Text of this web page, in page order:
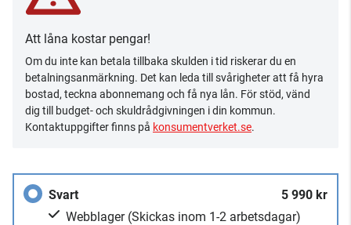
Att låna kostar pengar!
Om du inte kan betala tillbaka skulden i tid riskerar du en
betalningsanmärkning. Det kan leda till svårigheter att få hyra
bostad, teckna abonnemang och få nya lån. För stöd, vänd
dig till budget- och skuldrådgivningen i din kommun.
Kontaktuppgifter finns på konsumentverket.se.
Svart
5 990 kr
Webblager (Skickas inom 1-2 arbetsdagar)